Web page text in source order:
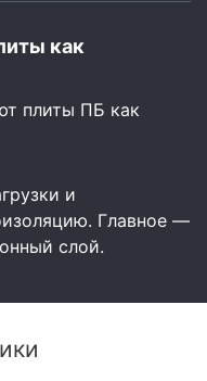
как
плиты ПБ как
и
Главное —
слой.